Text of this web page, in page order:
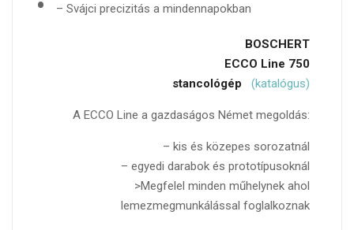
– Svájci precizitás a mindennapokban
BOSCHERT
ECCO Line 750
stancológép
(katalógus)
A ECCO Line a gazdaságos Német megoldás:
– kis és közepes sorozatnál
– egyedi darabok és prototípusoknál
>Megfelel minden műhelynek ahol
lemezmegmunkálással foglalkoznak